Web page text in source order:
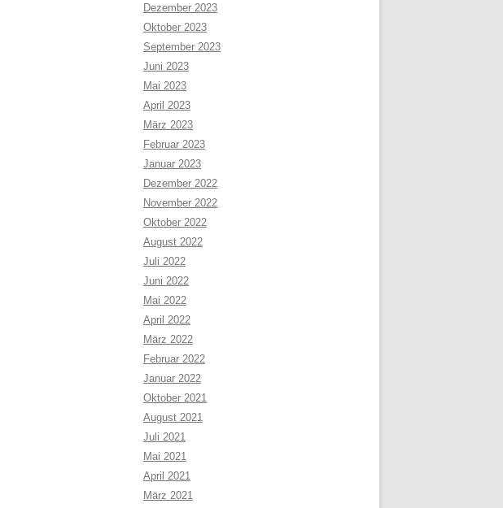
Dezember 2023
Oktober 2023
September 2023
Juni 2023
Mai 2023
April 2023
März 2023
Februar 2023
Januar 2023
Dezember 2022
November 2022
Oktober 2022
August 2022
Juli 2022
Juni 2022
Mai 2022
April 2022
März 2022
Februar 2022
Januar 2022
Oktober 2021
August 2021
Juli 2021
Mai 2021
April 2021
März 2021